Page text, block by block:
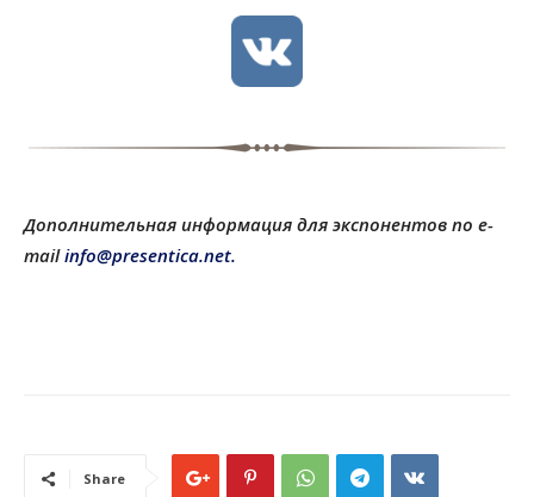
Дополнительная информация для экспонентов по e-
mailinfo@presentica.net.
Share